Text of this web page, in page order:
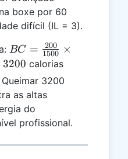
boxe por 60
difícil (IL = 3).
BC =
\frac{200}
{1500}
\times
\frac{60}
{60}
\times 3
\times 800
BC = 1500
200 ×
3200 calorias
Queimar 3200
as altas
do
profissional.